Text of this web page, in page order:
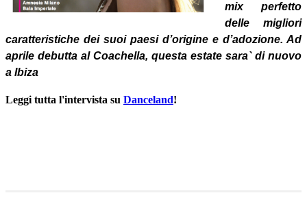
mix perfetto
delle migliori
caratteristiche dei suoi paesi d’origine e d’adozione. Ad
aprile debutta al Coachella, questa estate sara` di nuovo
a Ibiza
Leggi tutta l'intervista su Danceland!